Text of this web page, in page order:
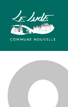
principal
menus du